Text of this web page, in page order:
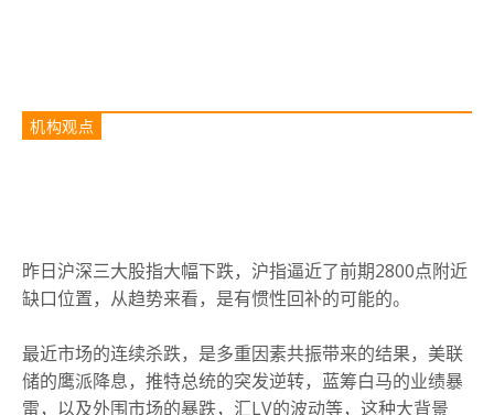
机构观点
昨日沪深三大股指大幅下跌，沪指逼近了前期2800点附近
缺口位置，从趋势来看，是有惯性回补的可能的。
最近市场的连续杀跌，是多重因素共振带来的结果，美联
储的鹰派降息，推特总统的突发逆转，蓝筹白马的业绩暴
雷，以及外围市场的暴跌，汇LV的波动等，这种大背景